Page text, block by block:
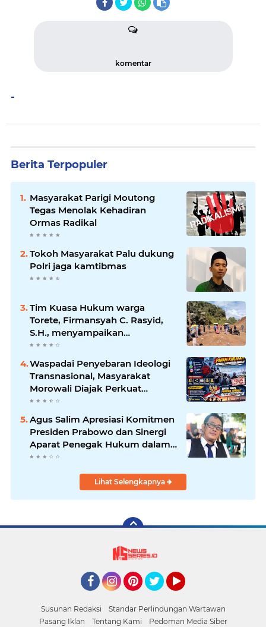
komentar
-
Berita Terpopuler
Masyarakat Parigi Moutong
Tegas Menolak Kehadiran
Ormas Radikal
Tokoh Masyarakat Palu dukung
Polri jaga kamtibmas
Tim Kuasa Hukum warga
Torete, Firmansyah C. Rasyid,
S.H., menyampaikan
permohonan maaf atas
kesalahpahaman yang
berkembang di ruang publik
Waspadai Penyebaran Ideologi
Transnasional, Masyarakat
Morowali Diajak Perkuat
Persatuan dan Wawasan
Kebangsaan
Agus Salim Apresiasi Komitmen
Presiden Prabowo dan Sinergi
Aparat Penegak Hukum dalam
Pemberantasan Korupsi
Lihat Selengkapnya
Susunan Redaksi
Standar Perlindungan Wartawan
Pasang Iklan
Tentang Kami Pedoman Media Siber